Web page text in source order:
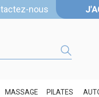
nous
MASSAGE
PILATES